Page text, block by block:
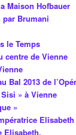
Maison Hofbauer
Brumani
le Temps
centre de Vienne
Bal 2013 de
» à Vienne
»
Elisabeth
Elisabeth.